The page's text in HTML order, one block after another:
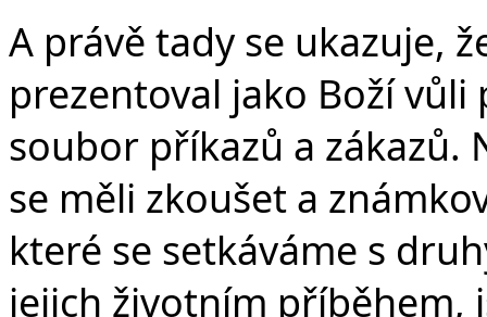
A právě tady se ukazuje,
prezentoval jako Boží
soubor příkazů a zákazů.
se měli zkoušet a
které se setkáváme s
jejich životním příběhem,